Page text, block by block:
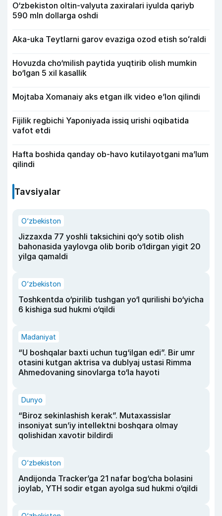
O‘zbekiston oltin-valyuta zaxiralari iyulda qariyb
590 mln dollarga oshdi
Aka-uka Teytlarni garov evaziga ozod etish soʻraldi
Hovuzda cho‘milish paytida yuqtirib olish mumkin
bo‘lgan 5 xil kasallik
Mojtaba Xomanaiy aks etgan ilk video e’lon qilindi
Fijilik regbichi Yaponiyada issiq urishi oqibatida
vafot etdi
Hafta boshida qanday ob-havo kutilayotgani ma’lum
qilindi
Tavsiyalar
O‘zbekiston
Jizzaxda 77 yoshli taksichini qo‘y sotib olish
bahonasida yaylovga olib borib o‘ldirgan yigit 20
yilga qamaldi
O‘zbekiston
Toshkentda o‘pirilib tushgan yo‘l qurilishi bo‘yicha
6 kishiga sud hukmi o‘qildi
Madaniyat
“U boshqalar baxti uchun tug‘ilgan edi”. Bir umr
otasini kutgan aktrisa va dublyaj ustasi Rimma
Ahmedovaning sinovlarga to‘la hayoti
Dunyo
“Biroz sekinlashish kerak”. Mutaxassislar
insoniyat sun’iy intellektni boshqara olmay
qolishidan xavotir bildirdi
O‘zbekiston
Andijonda Tracker’ga 21 nafar bog‘cha bolasini
joylab, YTH sodir etgan ayolga sud hukmi o‘qildi